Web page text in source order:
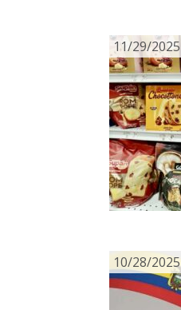
11/29/2025
10/28/2025